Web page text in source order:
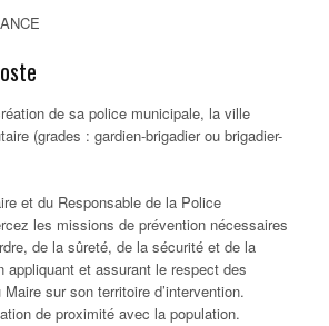
de sa police municipale, la ville
(grades : gardien-brigadier ou brigadier-
et du Responsable de la Police
les missions de prévention nécessaires
de la sûreté, de la sécurité et de la
appliquant et assurant le respect des
sur son territoire d’intervention.
de proximité avec la population.